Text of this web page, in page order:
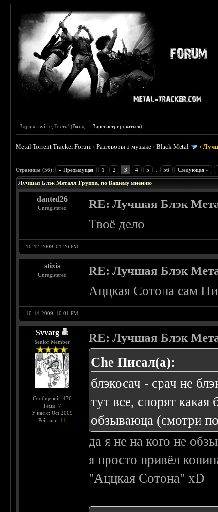
Здравствуйте, Гость! (Вход —Зарегистрироваться)
Metal Torrent Tracker Forum ›Разговоры о музыке ›Black Metal ›
Страницы (56): « Предыдущая 1 2 3 4 5 56 Следующая »
Лучшая Блэк Металл Группа, по Вашему мнению
danted26
Unregistered RE: Лучшая Блэк
Твоё дело
10-12-2009, 01:26 PM
stixis
Unregistered RE: Лучшая Блэк
Аццкая Сотона сам
10-14-2009, 10:01 PM
Svvarg
Senior Member
Сообщений: 476
Темы: 7
У нас с: Oct 2009
Рейтинг: 11
RE: Лучшая Блэк
Che Писал(а):
блэкосач - срач не
тут все, спорят
обзываюца (смотри
да я не на кого не
я просто привёл
"Аццкая Сотона" xD